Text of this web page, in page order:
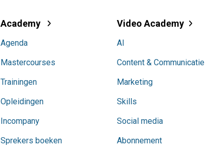
Academy
Agenda
Mastercourses
Trainingen
Opleidingen
Incompany
Sprekers boeken
Video Academy
AI
Content & Communicatie
Marketing
Skills
Social media
Abonnement